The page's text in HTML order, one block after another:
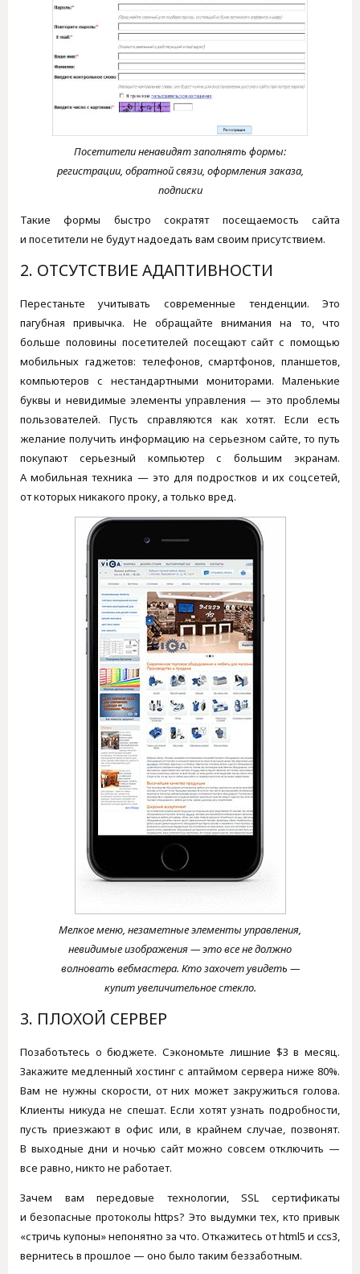
Посетители ненавидят заполнять формы:
регистрации, обратной связи, оформления заказа,
подписки
Такие формы быстро сократят посещаемость сайта
и посетители не будут надоедать вам своим присутствием.
2. ОТСУТСТВИЕ АДАПТИВНОСТИ
Перестаньте учитывать современные тенденции. Это
пагубная привычка. Не обращайте внимания на то, что
больше половины посетителей посещают сайт с помощью
мобильных гаджетов: телефонов, смартфонов, планшетов,
компьютеров с нестандартными мониторами. Маленькие
буквы и невидимые элементы управления — это проблемы
пользователей. Пусть справляются как хотят. Если есть
желание получить информацию на серьезном сайте, то путь
покупают серьезный компьютер с большим экранам.
А мобильная техника — это для подростков и их соцсетей,
от которых никакого проку, а только вред.
Мелкое меню, незаметные элементы управления,
невидимые изображения — это все не должно
волновать вебмастера. Кто захочет увидеть —
купит увеличительное стекло.
3. ПЛОХОЙ СЕРВЕР
Позаботьтесь о бюджете. Сэкономьте лишние $3 в месяц.
Закажите медленный хостинг с аптаймом сервера ниже 80%.
Вам не нужны скорости, от них может закружиться голова.
Клиенты никуда не спешат. Если хотят узнать подробности,
пусть приезжают в офис или, в крайнем случае, позвонят.
В выходные дни и ночью сайт можно совсем отключить —
все равно, никто не работает.
Зачем вам передовые технологии, SSL сертификаты
и безопасные протоколы https? Это выдумки тех, кто привык
«стричь купоны» непонятно за что. Откажитесь от html5 и ccs3,
вернитесь в прошлое — оно было таким беззаботным.